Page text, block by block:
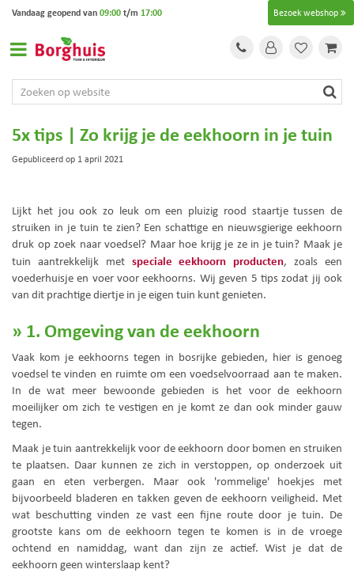
Bezoek webshop
Vandaag geopend van09:00t/m 17:00
5x tips | Zo krijg je de eekhoorn in je tuin
Gepubliceerd op 1 april 2021
Lijkt het jou ook zo leuk om een pluizig rood staartje tussen de
struiken in je tuin te zien? Een schattige en nieuwsgierige eekhoorn
druk op zoek naar voedsel? Maar hoe krijg je ze in je tuin? Maak je
tuin aantrekkelijk met speciale eekhoorn producten, zoals een
voederhuisje en voer voor eekhoorns. Wij geven 5 tips zodat jij ook
van dit prachtige diertje in je eigen tuin kunt genieten.
» 1. Omgeving van de eekhoorn
Vaak kom je eekhoorns tegen in bosrijke gebieden, hier is genoeg
voedsel te vinden en ruimte om een voedselvoorraad aan te maken.
In de wat meer bewoonde gebieden is het voor de eekhoorn
moeilijker om zich te vestigen en je komt ze dan ook minder gauw
tegen.
Maak je tuin aantrekkelijk voor de eekhoorn door bomen en struiken
te plaatsen. Daar kunnen ze zich in verstoppen, op onderzoek uit
gaan en eten verbergen. Maar ook 'rommelige' hoekjes met
bijvoorbeeld bladeren en takken geven de eekhoorn veiligheid. Met
wat beschutting vinden ze vast een fijne route door je tuin. De
grootste kans om de eekhoorn tegen te komen is in de vroege
ochtend en namiddag, want dan zijn ze actief. Wist je dat de
eekhoorn geen winterslaap kent?